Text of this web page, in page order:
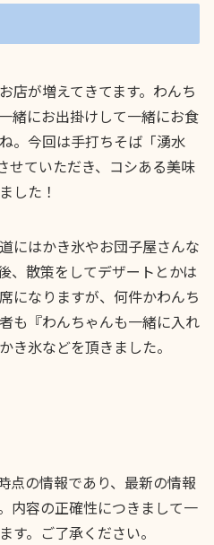
店が増えてきてます。わんち
緒にお出掛けして一緒にお食
。今回は手打ちそば「湧水
せていただき、コシある美味
した！
にはかき氷やお団子屋さんな
、散策をしてデザートとかは
になりますが、何件かわんち
も『わんちゃんも一緒に入れ
き氷などを頂きました。
の情報であり、最新の情報
内容の正確性につきまして一
す。ご了承ください。